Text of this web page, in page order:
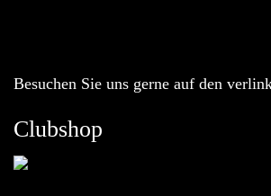
Besuchen Sie uns gerne auf den
Clubshop